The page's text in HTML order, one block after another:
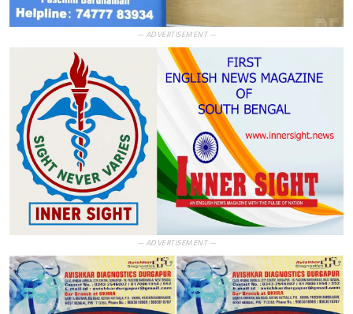
— ADVERTISEMENT —
— ADVERTISEMENT —